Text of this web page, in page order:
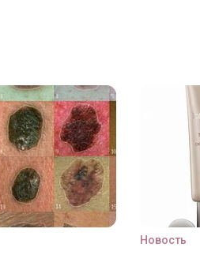
Новость